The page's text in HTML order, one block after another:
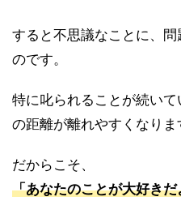
すると不思議なことに、
のです。
特に叱られることが続い
の距離が離れやすくなりま
だからこそ、
「あなたのことが大好き